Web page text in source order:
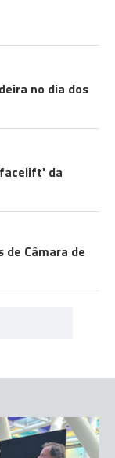
no dia dos
da
Câmara de